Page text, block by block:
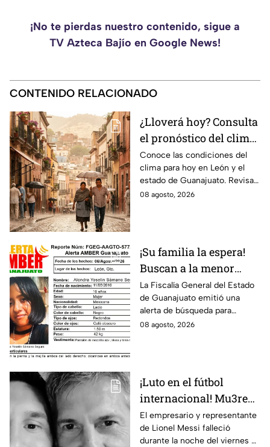
¡No te pierdas nuestro contenido, sigue a
TV Azteca Bajío en Google News!
CONTENIDO RELACIONADO
¿Lloverá hoy? Consulta
el pronóstico del clima
para León y el estado
de Guanajuato este
sábado
Conoce las condiciones del
clima para hoy en León y el
estado de Guanajuato. Revisa
el pronóstico de temperaturas,
08 agosto, 2026
¡Su familia la espera!
Buscan a la menor
Alondra Yoselin
Samano Segura
desaparecida en León
La Fiscalía General del Estado
de Guanajuato emitió una
alerta de búsqueda para
localizar a la menor Alondra
08 agosto, 2026
¡Luto en el fútbol
internacional! Mu3re
Jorge Messi padre de
Lionel; esto se sabe
El empresario y representante
de Lionel Messi falleció
durante la noche del viernes 7